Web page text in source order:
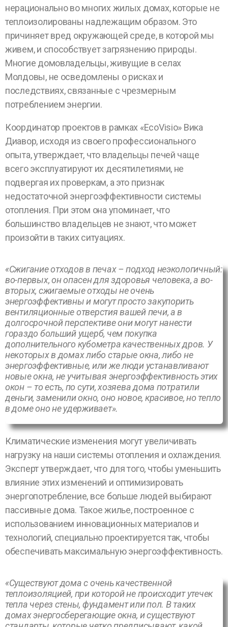
нерационально во многих жилых домах, которые не
теплоизолированы надлежащим образом. Это
причиняет вред окружающей среде, в которой мы
живем, и способствует загрязнению природы.
Многие домовладельцы, живущие в селах
Молдовы, не осведомлены о рисках и
последствиях, связанные с чрезмерным
потреблением энергии.
Координатор проектов в рамках «EcoVisio» Вика
Диавор, исходя из своего профессионального
опыта, утверждает, что владельцы печей чаще
всего эксплуатируют их десятилетиями, не
подвергая их проверкам, а это признак
недостаточной энергоэффективности системы
отопления. При этом она упоминает, что
большинство владельцев не знают, что может
произойти в таких ситуациях.
«Сжигание отходов в печах – подход неэкологичный:
во-первых, он опасен для здоровья человека, а во-
вторых, сжигаемые отходы не очень
энергоэффективны и могут просто закупорить
вентиляционные отверстия вашей печи, а в
долгосрочной перспективе они могут нанести
гораздо больший ущерб, чем покупка
дополнительного кубометра качественных дров. У
некоторых в домах либо старые окна, либо не
энергоэффективные, или же люди устанавливают
новые окна, не учитывая энергоэффективность этих
окон – то есть, по сути, хозяева дома потратили
деньги, заменили окно, оно новое, красивое, но тепло
в доме оно не удерживает».
Климатические изменения могут увеличивать
нагрузку на наши системы отопления и охлаждения.
Эксперт утверждает, что для того, чтобы уменьшить
влияние этих изменений и оптимизировать
энергопотребление, все больше людей выбирают
пассивные дома. Такое жилье, построенное с
использованием инновационных материалов и
технологий, специально проектируется так, чтобы
обеспечивать максимальную энергоэффективность.
«Существуют дома с очень качественной
теплоизоляцией, при которой не происходит утечек
тепла через стены, фундамент или пол. В таких
домах энергосберегающие окна, и существуют